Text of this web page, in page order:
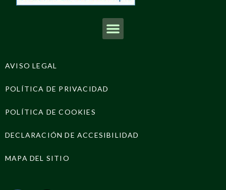
AVISO LEGAL
POLÍTICA DE PRIVACIDAD
POLÍTICA DE COOKIES
DECLARACIÓN DE ACCESIBILIDAD
MAPA DEL SITIO